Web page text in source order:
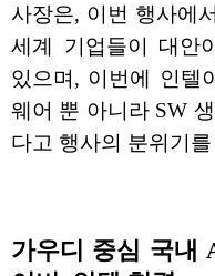
사장은, 이번 행사에
세계 기업들이 대안
있으며, 이번에 인텔
웨어 뿐 아니라 SW
다고 행사의 분위기
가우디 중심 국내